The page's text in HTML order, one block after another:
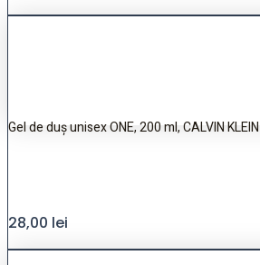
Gel de duș unisex ONE, 200 ml, CALVIN KLEIN
28,00 lei